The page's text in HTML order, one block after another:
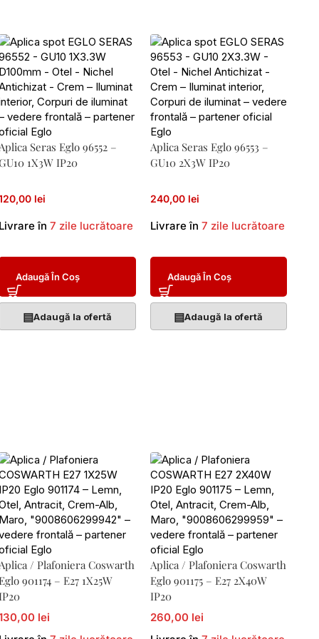
Seras Eglo 96552 –
1X3W IP20
lei
Livrare în7 zile lucrătoare
Adaugă În Coș
▤Adaugă la ofertă
Aplica Seras Eglo 96553 –
GU10 2X3W IP20
240,00 lei
Livrare în 7 zile lucrătoare
Adaugă În Coș
▤Adaugă la ofertă
/ Plafoniera Coswarth
901174 – E27 1X25W
lei
Aplica / Plafoniera Coswarth
Eglo 901175 – E27 2X40W
IP20
260,00 lei